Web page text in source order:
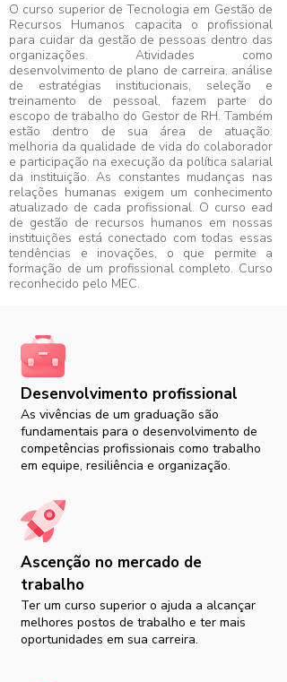
O curso superior de Tecnologia em Gestão de
Recursos Humanos capacita o profissional
para cuidar da gestão de pessoas dentro das
organizações. Atividades como
desenvolvimento de plano de carreira, análise
de estratégias institucionais, seleção e
treinamento de pessoal, fazem parte do
escopo de trabalho do Gestor de RH. Também
estão dentro de sua área de atuação:
melhoria da qualidade de vida do colaborador
e participação na execução da política salarial
da instituição. As constantes mudanças nas
relações humanas exigem um conhecimento
atualizado de cada profissional. O curso ead
de gestão de recursos humanos em nossas
instituições está conectado com todas essas
tendências e inovações, o que permite a
formação de um profissional completo. Curso
reconhecido pelo MEC.
Desenvolvimento profissional
As vivências de um graduação são
fundamentais para o desenvolvimento de
competências profissionais como trabalho
em equipe, resiliência e organização.
Ascenção no mercado de
trabalho
Ter um curso superior o ajuda a alcançar
melhores postos de trabalho e ter mais
oportunidades em sua carreira.